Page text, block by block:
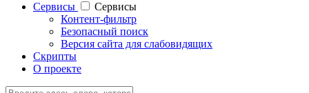
Cервисы
Cервисы
Контент-фильтр
Безопасный поиск
Версия сайта для слабовидящих
Скрипты
О проекте